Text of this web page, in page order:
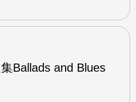
Ballads and Blues